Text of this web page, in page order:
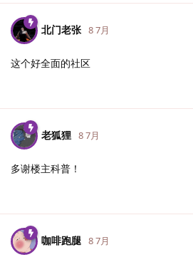
北门老张 8 7月
这个好全面的社区
老狐狸 8 7月
多谢楼主科普！
咖啡跑腿 8 7月